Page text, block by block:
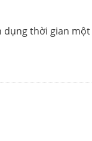
thời gian